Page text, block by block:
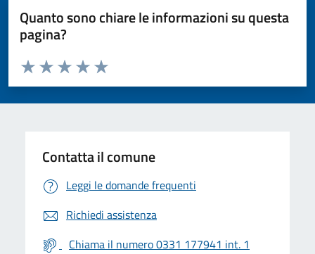
Quanto sono chiare le informazioni su questa
pagina?
Valuta da 1 a 5 stelle la pagina
Valuta 5 stelle su 5
Valuta 4 stelle su 5
Valuta 3 stelle su 5
Valuta 2 stelle su 5
Valuta 1 stelle su 5
Contatta il comune
Leggi le domande frequenti
Richiedi assistenza
Chiama il numero 0331 177941 int. 1